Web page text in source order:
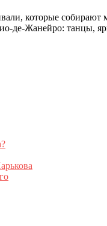
которые
де-Жанейро: танцы,